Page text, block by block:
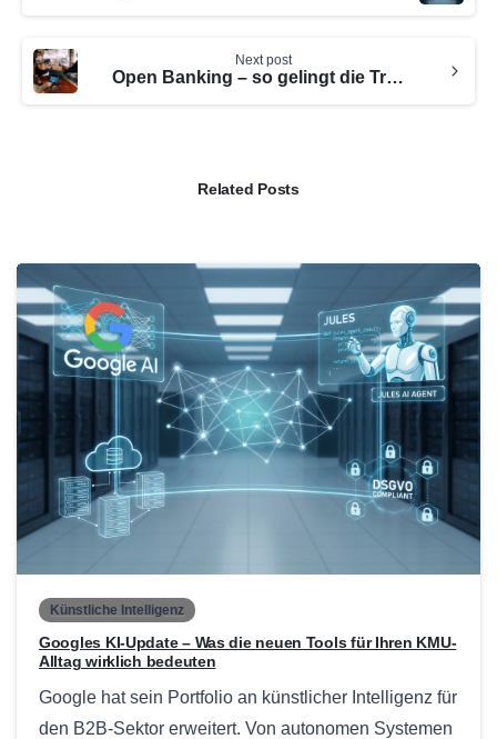
Next post
Open Banking – so gelingt die Transformation
Related Posts
Künstliche Intelligenz
Googles KI-Update – Was die neuen Tools für Ihren KMU-
Alltag wirklich bedeuten
Google hat sein Portfolio an künstlicher Intelligenz für
den B2B-Sektor erweitert. Von autonomen Systemen